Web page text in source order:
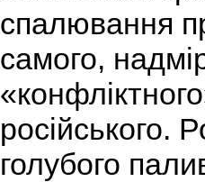
спалювання
самого,
російського.
голубого